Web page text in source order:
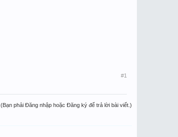
#1
(Bạn phải Đăng nhập hoặc Đăng ký để trả lời bài viết.)